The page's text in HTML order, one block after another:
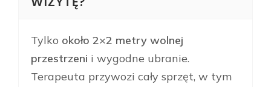
Tylko około 2×2 metry wolnej
przestrzeni i wygodne ubranie.
Terapeuta przywozi cały sprzęt, w tym